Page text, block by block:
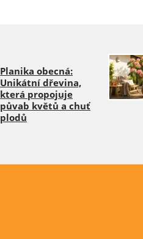
Planika obecná:
Unikátní dřevina,
která propojuje
půvab květů a chuť
plodů